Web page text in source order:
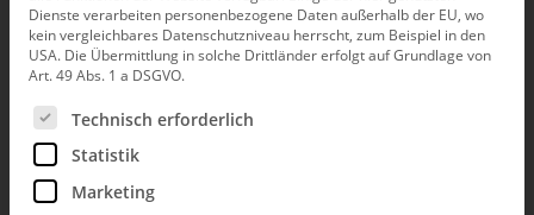
Dienste verarbeiten personenbezogene Daten außerhalb der EU, wo
kein vergleichbares Datenschutzniveau herrscht, zum Beispiel in den
USA. Die Übermittlung in solche Drittländer erfolgt auf Grundlage von
Art. 49 Abs. 1 a DSGVO.
Es folgt eine Liste der Service-Gruppen, für die eine
Technisch erforderlich
Statistik
Marketing